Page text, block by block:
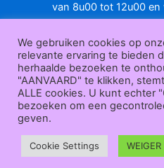
van 8u00 tot 12u00 en
ons|Bedrijfsgegevens| F.A.Q.|
ending | Retourneren|
ederverkoop|
Algemene voorwaarden
We gebruiken cookies op
relevante ervaring te bieden
herhaalde bezoeken te
"AANVAARD" te klikken,
ALLE cookies. U kunt echter
bezoeken om een
geven.
Cookie Settings WEIGER